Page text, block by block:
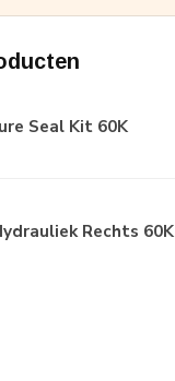
Seal Kit 60K
Rechts 60K